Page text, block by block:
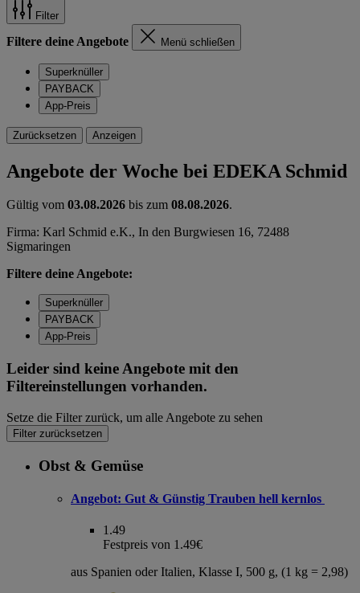
Filter
Filtere deine Angebote Menü schließen
Superknüller
PAYBACK
App-Preis
Zurücksetzen Anzeigen
Angebote der Woche bei EDEKA Schmid
Gültig vom 03.08.2026 bis zum 08.08.2026.
Firma: Karl Schmid e.K., In den Burgwiesen 16, 72488
Sigmaringen
Filtere deine Angebote:
Superknüller
PAYBACK
App-Preis
Leider sind keine Angebote mit den
Filtereinstellungen vorhanden.
Setze die Filter zurück, um alle Angebote zu sehen
Filter zurücksetzen
Obst & Gemüse
Angebot: Gut & Günstig Trauben hell kernlos
1.49
Festpreis von 1.49€
aus Spanien oder Italien, Klasse I, 500 g, (1 kg = 2,98)